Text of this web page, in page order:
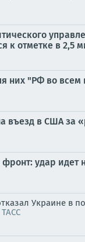
отметке в 2,5
них "РФ во
въезд в США за
удар идет
Украине в
ТАСС